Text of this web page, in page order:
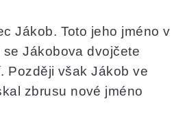
Jákob. Toto jeho jméno v
Jákobova dvojčete
Později však Jákob ve
zbrusu nové jméno